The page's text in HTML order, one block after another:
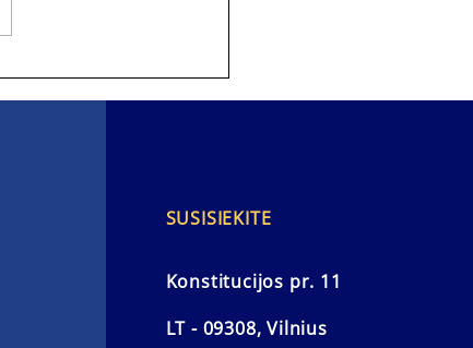
SUSISIEKITE
Konstitucijos pr. 11
LT - 09308, Vilnius